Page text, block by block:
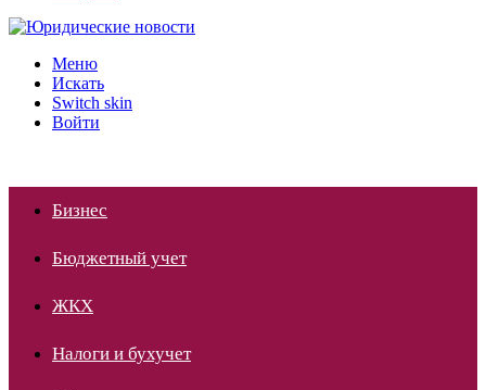
Меню
Искать
Switch skin
Войти
Бизнес
Бюджетный учет
ЖКХ
Налоги и бухучет